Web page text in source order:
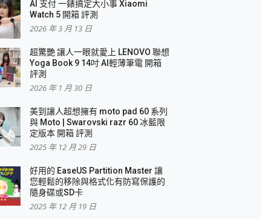
AI 支付 一錶搞定大小事 Xiaomi
Watch 5 開箱 評測
2026 年 3 月 13 日
超驚艷 讓人一眼就愛上 LENOVO 聯想
Yoga Book 9 14吋 AI輕薄筆電 開箱
評測
2026 年 1 月 30 日
美到讓人超想擁有 moto pad 60 系列
與 Moto | Swarovski razr 60 冰藍限
定版本 開箱 評測
2025 年 12 月 29 日
好用的 EaseUS Partition Master 讓
您輕鬆的移除與格式化有防寫保護的
隨身碟或SD卡
2025 年 12 月 19 日